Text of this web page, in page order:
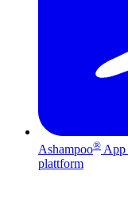
Ashampoo® App
plattform